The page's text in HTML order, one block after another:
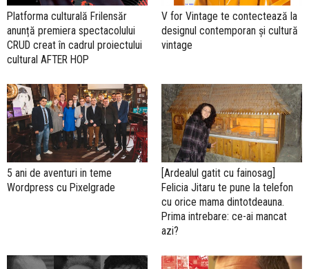
Platforma culturală Frilensăr
anunță premiera spectacolului
CRUD creat în cadrul proiectului
cultural AFTER HOP
V for Vintage te contectează la
designul contemporan și cultură
vintage
5 ani de aventuri in teme
Wordpress cu Pixelgrade
[Ardealul gatit cu fainosag]
Felicia Jitaru te pune la telefon
cu orice mama dintotdeauna.
Prima intrebare: ce-ai mancat
azi?